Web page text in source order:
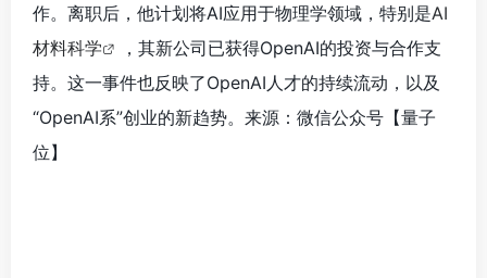
作。离职后，他计划将AI应用于物理学领域，特别是AI
材料科学
，其新公司已获得OpenAI的投资与合作支
持。这一事件也反映了OpenAI人才的持续流动，以及
“OpenAI系”创业的新趋势。来源：微信公众号【量子
位】